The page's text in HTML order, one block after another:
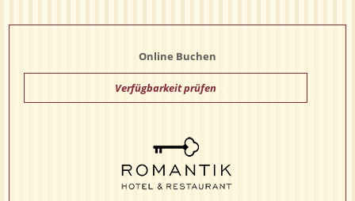
Online Buchen
Verfügbarkeit prüfen